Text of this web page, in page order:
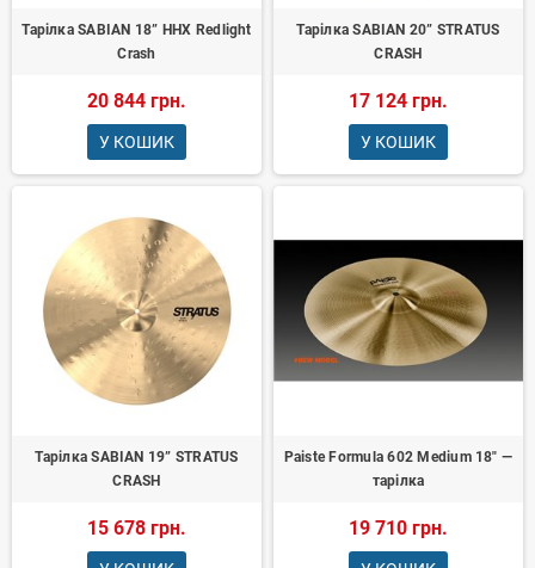
Тарілка SABIAN 18” HHX Redlight
Crash
20 844 грн.
У КОШИК
Тарілка SABIAN 20” STRATUS
CRASH
17 124 грн.
У КОШИК
Тарілка SABIAN 19” STRATUS
CRASH
15 678 грн.
Paiste Formula 602 Medium 18" —
тарілка
19 710 грн.